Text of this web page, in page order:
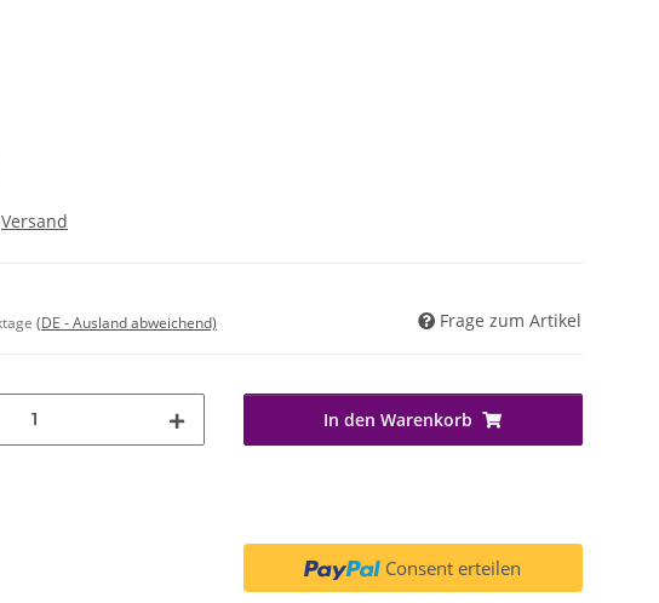
Versand
(DE - Ausland abweichend) Frage zum Artikel
In den Warenkorb
Consent erteilen